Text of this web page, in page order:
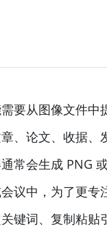
要从图像文件中
、论文、收据、
常会生成 PNG 或
议中，为了更专
键词、复制粘贴